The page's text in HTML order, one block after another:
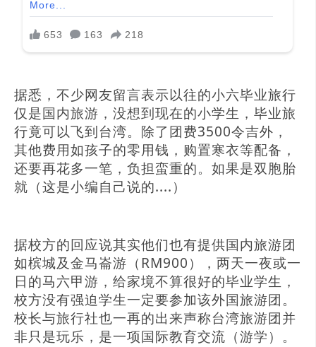
据悉，不少网友留言表示以往的小六毕业旅行
仅是国内旅游，没想到现在的小学生，毕业旅
行竟可以飞到台湾。除了团费3500令吉外，
其他费用如孩子的零用钱，购置寒衣等配备，
还要再花多一笔，负担蛮重的。如果是双胞胎
就（这是小编自己说的....）
据校方的回应说其实他们也有提供国内旅游团
如槟城及金马崙游（RM900），两天一夜或一
日的马六甲游，给家境不算很好的毕业学生，
校方没有强迫学生一定要参加该外国旅游团。
校长与旅行社也一再的出来声称台湾旅游团并
非只是玩乐，是一项国际教育交流（游学）。